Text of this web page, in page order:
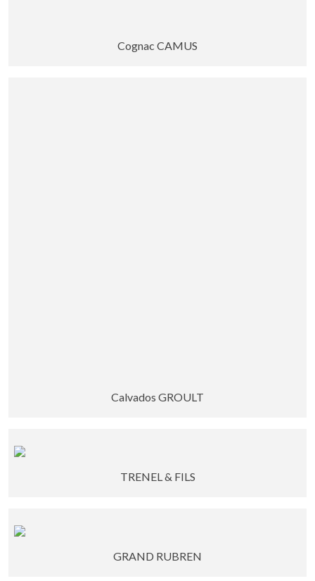
Cognac CAMUS
Calvados GROULT
TRENEL & FILS
GRAND RUBREN